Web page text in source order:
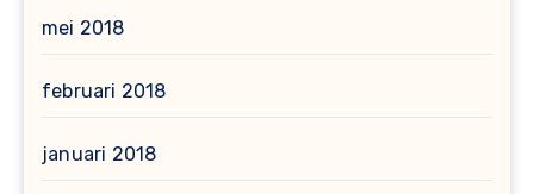
mei 2018
februari 2018
januari 2018